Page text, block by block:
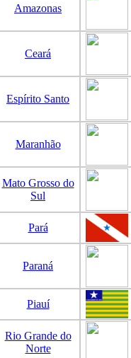
Amazonas
Ceará
Espírito Santo
Maranhão
Mato Grosso do
Sul
Pará
Paraná
Piauí
Rio Grande do
Norte